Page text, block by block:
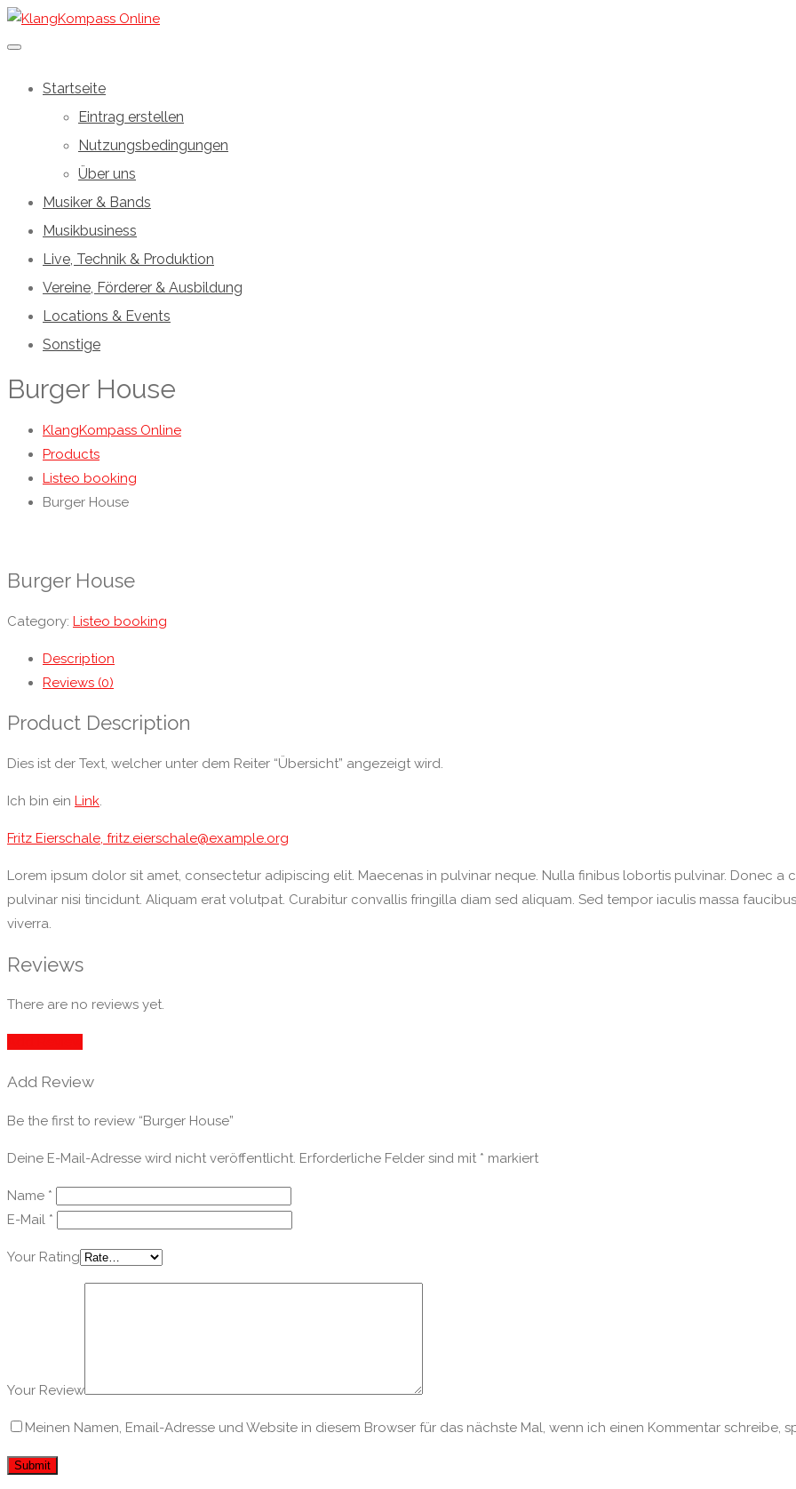
Startseite
Eintrag erstellen
Nutzungsbedingungen
Über uns
Musiker & Bands
Musikbusiness
Live, Technik & Produktion
Vereine, Förderer & Ausbildung
Locations & Events
Sonstige
Burger House
KlangKompass Online
Products
Listeo booking
Burger House
Burger House
Category: Listeo booking
Description
Reviews (0)
Product Description
Dies ist der Text, welcher unter dem Reiter “Übersicht” angezeigt wird.
Ich bin ein Link.
Fritz Eierschale, fritz.eierschale@example.org
Lorem ipsum dolor sit amet, consectetur adipiscing elit. Maecenas in pulvinar neque. Nulla finibus lobortis pulvinar. Donec
pulvinar nisi tincidunt. Aliquam erat volutpat. Curabitur convallis fringilla diam sed aliquam. Sed tempor iaculis massa
viverra.
Reviews
There are no reviews yet.
Add Review
Be the first to review “Burger House”
Deine E-Mail-Adresse wird nicht veröffentlicht. Erforderliche Felder sind mit * markiert
Name *
E-Mail *
Your Rating
Your Review
Meinen Namen, Email-Adresse und Website in diesem Browser für das nächste Mal, wenn ich einen Kommentar schreibe,